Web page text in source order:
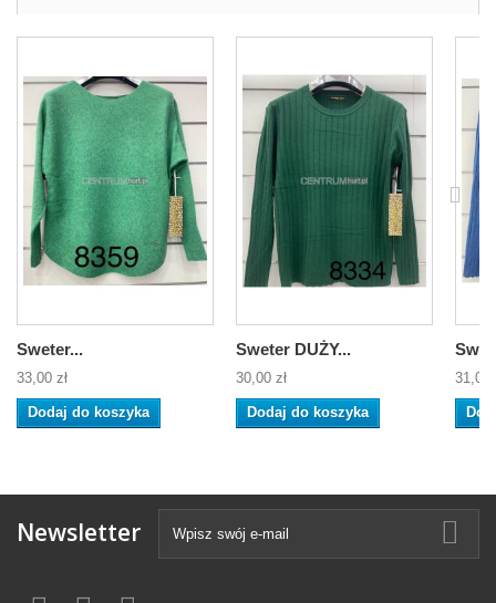
Sweter...
33,00 zł
Dodaj do koszyka
Sweter DUŻY...
30,00 zł
Dodaj do koszyka
31,00
Newsletter